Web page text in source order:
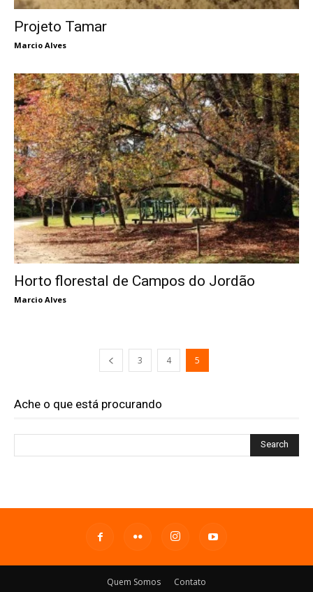
Projeto Tamar
Marcio Alves
Horto florestal de Campos do Jordão
Marcio Alves
3 4 5
Ache o que está procurando
Quem Somos Contato